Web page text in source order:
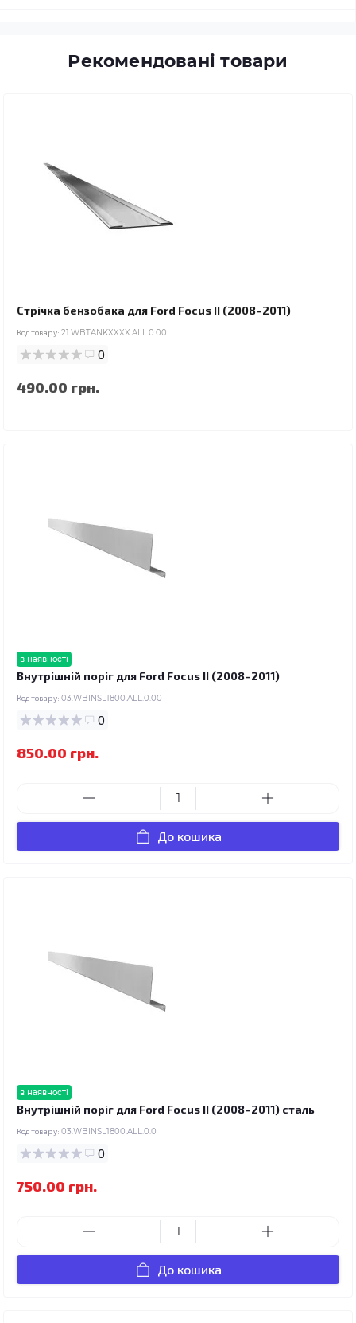
Рекомендовані товари
Стрічка бензобака для Ford Focus II (2008–2011)
Код товару: 21.WBTANKXXXX.ALL.0.00
0
490.00 грн.
в наявності
Внутрішній поріг для Ford Focus II (2008–2011)
Код товару: 03.WBINSL1800.ALL.0.00
0
850.00 грн.
До кошика
в наявності
Внутрішній поріг для Ford Focus II (2008–2011) сталь
Код товару: 03.WBINSL1800.ALL.0.0
0
750.00 грн.
До кошика